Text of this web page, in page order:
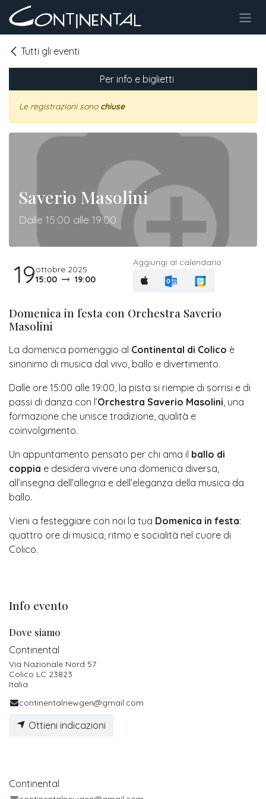
Passa al contenuto
Tutti gli eventi
Per info e biglietti
Le registrazioni sono chiuse
Saverio Masolini
Dalle 15:00 alle 19:00
19ottobre 2025
15:00
19:00
Aggiungi al calendario:
Domenica in festa con Orchestra Saverio
Masolini
La domenica pomeriggio al Continental di Colico è
sinonimo di musica dal vivo, ballo e divertimento.
Dalle ore 15:00 alle 19:00, la pista si riempie di sorrisi e di
passi di danza con l’Orchestra Saverio Masolini , una
formazione che unisce tradizione, qualità e
coinvolgimento.
Un appuntamento pensato per chi ama il ballo di
coppia e desidera vivere una domenica diversa,
all’insegna dell’allegria e dell’eleganza della musica da
ballo.
Vieni a festeggiare con noi la tua Domenica in festa:
quattro ore di musica, ritmo e socialità nel cuore di
Colico.
Info evento
Dove siamo
Continental
Via Nazionale Nord 57
Colico LC 23823
Italia
continentalnewgen@gmail.com
Ottieni indicazioni
Continental